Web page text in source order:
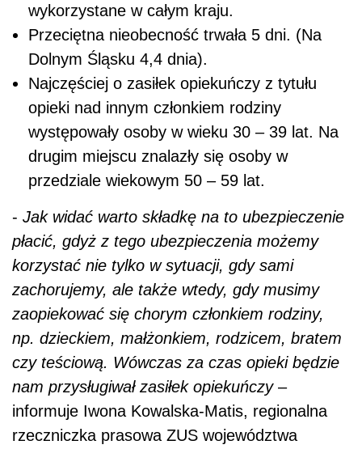
wykorzystane w całym kraju.
Przeciętna nieobecność trwała 5 dni. (Na
Dolnym Śląsku 4,4 dnia).
Najczęściej o zasiłek opiekuńczy z tytułu
opieki nad innym członkiem rodziny
występowały osoby w wieku 30 – 39 lat. Na
drugim miejscu znalazły się osoby w
przedziale wiekowym 50 – 59 lat.
- Jak widać warto składkę na to ubezpieczenie
płacić, gdyż z tego ubezpieczenia możemy
korzystać nie tylko w sytuacji, gdy sami
zachorujemy, ale także wtedy, gdy musimy
zaopiekować się chorym członkiem rodziny,
np. dzieckiem, małżonkiem, rodzicem, bratem
czy teściową. Wówczas za czas opieki będzie
nam przysługiwał zasiłek opiekuńczy–
informuje Iwona Kowalska-Matis, regionalna
rzeczniczka prasowa ZUS województwa